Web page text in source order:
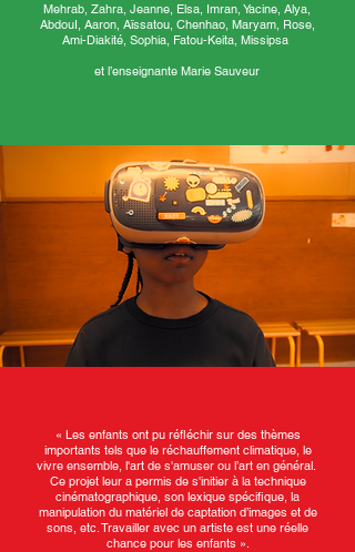
Mehrab, Zahra, Jeanne, Elsa, Imran, Yacine, Alya,
AbdouI, Aaron, Aïssatou, Chenhao, Maryam, Rose,
Ami-Diakité, Sophia, Fatou-Keita, Missipsa
et l’enseignante Marie Sauveur
« Les enfants ont pu réfléchir sur des thèmes
importants tels que le réchauffement climatique, le
vivre ensemble, l'art de s'amuser ou l’art en général.
Ce projet leur a permis de s'initier à la technique
cinématographique, son lexique spécifique, la
manipulation du matériel de captation d’images et de
sons, etc. Travailler avec un artiste est une réelle
chance pour les enfants ».